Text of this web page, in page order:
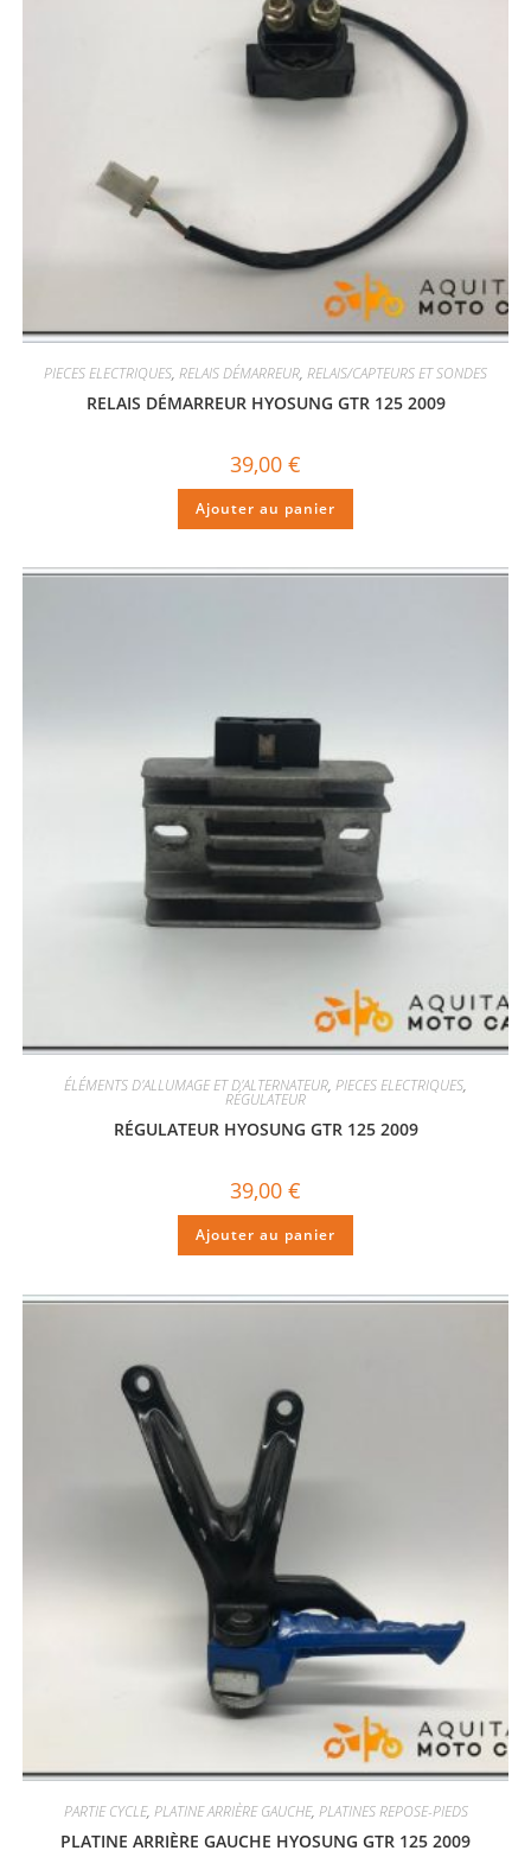
PIECES ELECTRIQUES, RELAIS DÉMARREUR, RELAIS/CAPTEURS ET SONDES
RELAIS DÉMARREUR HYOSUNG GTR 125 2009
39,00 €
Ajouter au panier
ÉLÉMENTS D'ALLUMAGE ET D'ALTERNATEUR, PIECES ELECTRIQUES,
RÉGULATEUR
RÉGULATEUR HYOSUNG GTR 125 2009
39,00 €
Ajouter au panier
PARTIE CYCLE, PLATINE ARRIÈRE GAUCHE, PLATINES REPOSE-PIEDS
PLATINE ARRIÈRE GAUCHE HYOSUNG GTR 125 2009